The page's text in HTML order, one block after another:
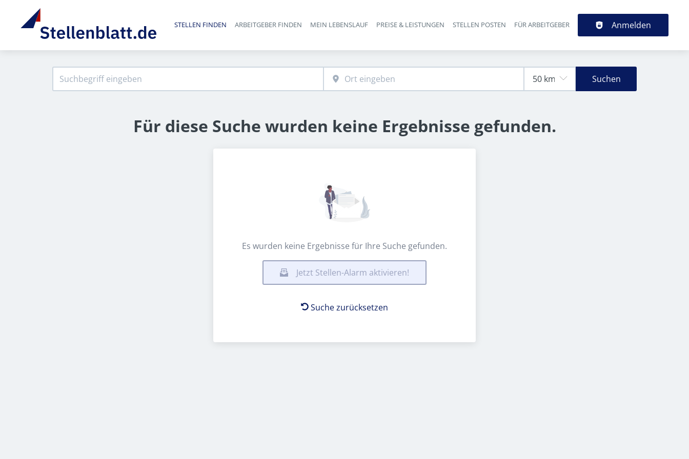
Haupt-Navigation
STELLEN FINDEN ARBEITGEBER FINDEN MEIN LEBENSLAUF PREISE & LEISTUNGEN STELLEN POSTEN FÜR ARBEITGEBER Anmelden
Suchen
Für diese Suche wurden keine Ergebnisse gefunden.
Es wurden keine Ergebnisse für Ihre Suche gefunden.
Jetzt Stellen-Alarm aktivieren!
Suche zurücksetzen